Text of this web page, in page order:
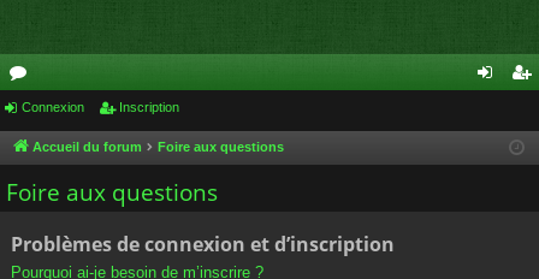
or
u
m
cri
Connexion Inscription
Accueil du forum Foire aux questions
Foire aux questions
Problèmes de connexion et d’inscription
Pourquoi ai-je besoin de m’inscrire ?